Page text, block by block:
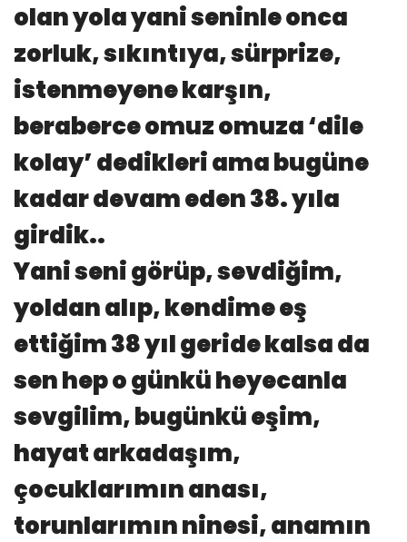
olan yola yani seninle onca
zorluk, sıkıntıya, sürprize,
istenmeyene karşın,
beraberce omuz omuza ‘dile
kolay’ dedikleri ama bugüne
kadar devam eden 38. yıla
girdik..
Yani seni görüp, sevdiğim,
yoldan alıp, kendime eş
ettiğim 38 yıl geride kalsa da
sen hep o günkü heyecanla
sevgilim, bugünkü eşim,
hayat arkadaşım,
çocuklarımın anası,
torunlarımın ninesi, anamın